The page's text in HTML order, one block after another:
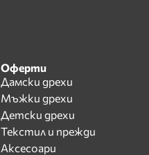
Оферти
Дамски дрехи
Мъжки дрехи
Детски дрехи
Текстил и прежди
Аксесоари